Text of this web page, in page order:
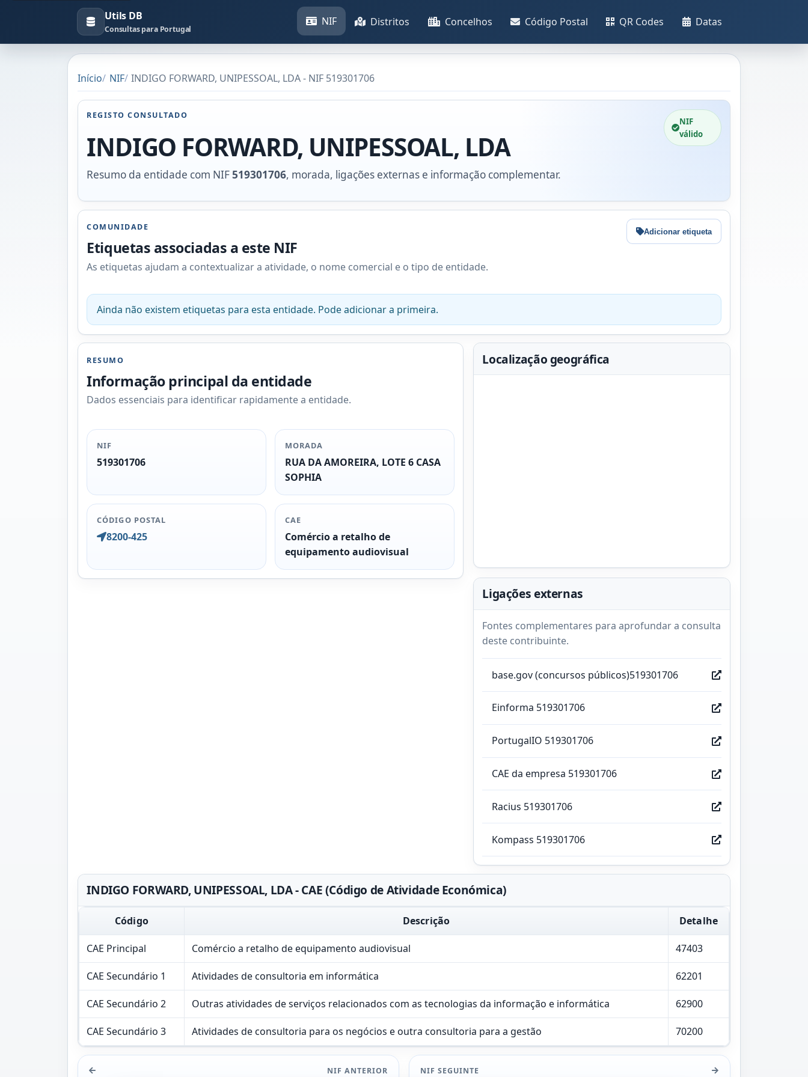
Utils DB
Consultas para Portugal
NIF Distritos Concelhos Código Postal QR Codes Datas
Início NIF INDIGO FORWARD, UNIPESSOAL, LDA - NIF 519301706
REGISTO CONSULTADO
INDIGO FORWARD, UNIPESSOAL, LDA
Resumo da entidade com NIF519301706, morada, ligações externas e informação complementar.
NIF
válido
COMUNIDADE
Etiquetas associadas a este NIF
As etiquetas ajudam a contextualizar a atividade, o nome comercial e o tipo de entidade.
Adicionar etiqueta
Ainda não existem etiquetas para esta entidade. Pode adicionar a primeira.
RESUMO
Informação principal da entidade
Dados essenciais para identificar rapidamente a entidade.
NIF
519301706
MORADA
RUA DA AMOREIRA, LOTE 6 CASA
SOPHIA
CÓDIGO POSTAL
8200-425
CAE
Comércio a retalho de
equipamento audiovisual
Localização geográfica
Ligações externas
Fontes complementares para aprofundar a consulta
deste contribuinte.
base.gov (concursos públicos)519301706
Einforma 519301706
PortugalIO 519301706
CAE da empresa 519301706
Racius 519301706
Kompass 519301706
INDIGO FORWARD, UNIPESSOAL, LDA - CAE (Código de Atividade Económica)
Código Descrição Detalhe
CAE Principal Comércio a retalho de equipamento audiovisual 47403
CAE Secundário 1 Atividades de consultoria em informática 62201
CAE Secundário 2 Outras atividades de serviços relacionados com as tecnologias da informação e informática 62900
CAE Secundário 3 Atividades de consultoria para os negócios e outra consultoria para a gestão 70200
NIF ANTERIOR NIF SEGUINTE